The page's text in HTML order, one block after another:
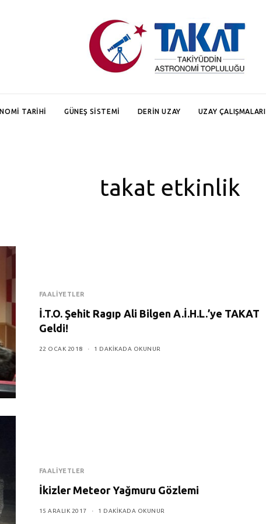
TARIHI GÜNEŞ SISTEMI DERIN UZAY UZAY ÇALIŞMALARI
takat etkinlik
FAALIYETLER
İ.T.O. Şehit Ragıp Ali Bilgen A.İ.H.L.’ye TAKAT
Geldi!
22 OCAK 2018 1 DAKIKADA OKUNUR
FAALIYETLER
İkizler Meteor Yağmuru Gözlemi
15 ARALIK 2017 1 DAKIKADA OKUNUR